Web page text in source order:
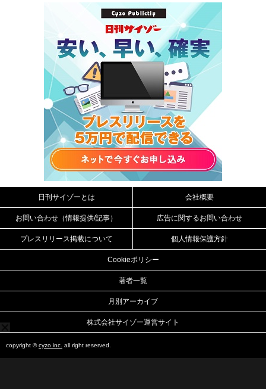
日刊サイゾーとは 会社概要
お問い合わせ（情報提供/記事） 広告に関するお問い合わせ
プレスリリース掲載について 個人情報保護方針
Cookieポリシー
著者一覧
月別アーカイブ
株式会社サイゾー運営サイト
copyright ©cyzo inc. all right reserved.